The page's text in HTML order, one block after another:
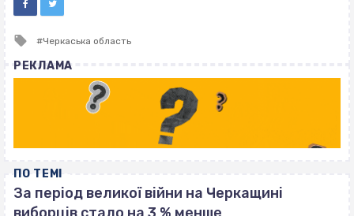
Tagged
Черкаська область
РЕКЛАМА
ПО ТЕМІ
За період великої війни на Черкащині